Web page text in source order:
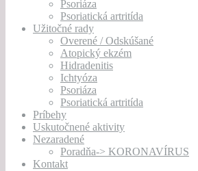
Psoriáza
Psoriatická artritída
Užitočné rady
Overené / Odskúšané
Atopický ekzém
Hidradenitis
Ichtyóza
Psoriáza
Psoriatická artritída
Príbehy
Uskutočnené aktivity
Nezaradené
Poradňa-> KORONAVÍRUS
Kontakt